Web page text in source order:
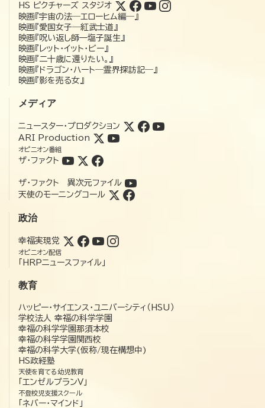
HS ピクチャーズ スタジオ
映画『宇宙の法―エローヒム編―』
映画『愛国女子―紅武士道』
映画『呪い返し師—塩子誕生』
映画『レット・イット・ビー』
映画『二十歳に還りたい。』
映画『ドラゴン・ハート―霊界探訪記―』
映画『影を売る女』
メディア
ニュースター・プロダクション
ARI Production
オピニオン番組
ザ・ファクト
ザ・ファクト 異次元ファイル
天使のモーニングコール
政治
幸福実現党
オピニオン配信
「HRPニュースファイル」
教育
ハッピー・サイエンス・ユニバーシティ（HSU）
学校法人 幸福の科学学園
幸福の科学学園那須本校
幸福の科学学園関西校
幸福の科学大学(仮称/現在構想中)
HS政経塾
天使を育てる幼児教育
「エンゼルプランV」
不登校児支援スクール
「ネバー・マインド」